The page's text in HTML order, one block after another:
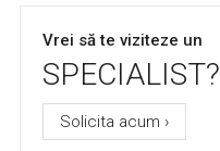
Vrei să te viziteze un
SPECIALIST?
Solicita acum ›